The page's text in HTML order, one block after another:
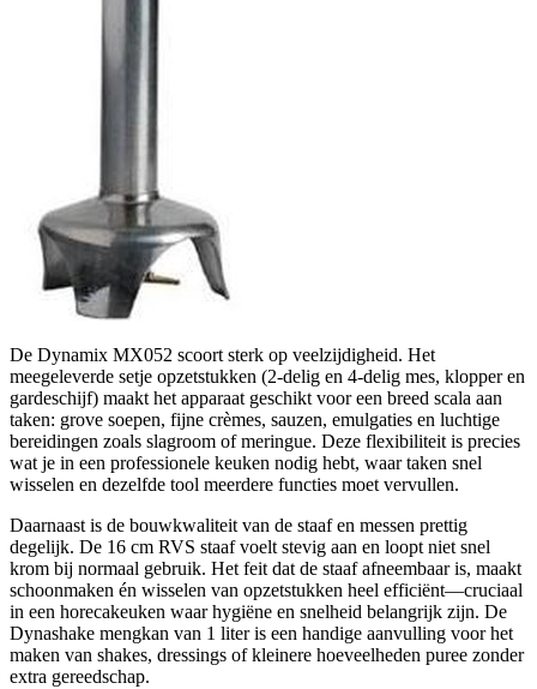
De Dynamix MX052 scoort sterk op veelzijdigheid. Het
meegeleverde setje opzetstukken (2-delig en 4-delig mes, klopper en
gardeschijf) maakt het apparaat geschikt voor een breed scala aan
taken: grove soepen, fijne crèmes, sauzen, emulgaties en luchtige
bereidingen zoals slagroom of meringue. Deze flexibiliteit is precies
wat je in een professionele keuken nodig hebt, waar taken snel
wisselen en dezelfde tool meerdere functies moet vervullen.
Daarnaast is de bouwkwaliteit van de staaf en messen prettig
degelijk. De 16 cm RVS staaf voelt stevig aan en loopt niet snel
krom bij normaal gebruik. Het feit dat de staaf afneembaar is, maakt
schoonmaken én wisselen van opzetstukken heel efficiënt—cruciaal
in een horecakeuken waar hygiëne en snelheid belangrijk zijn. De
Dynashake mengkan van 1 liter is een handige aanvulling voor het
maken van shakes, dressings of kleinere hoeveelheden puree zonder
extra gereedschap.